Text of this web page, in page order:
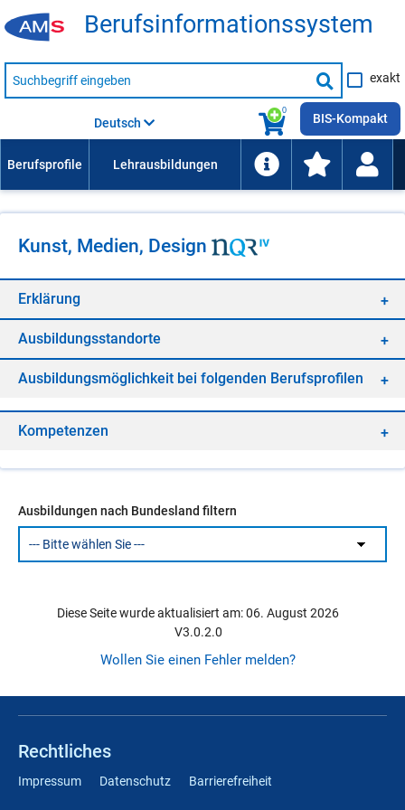
Be­rufs­in­for­ma­ti­ons­sys­tem
Suche
nach
Suche
starten
exakt
0
Deutsch BIS-Kompakt
Kunst, Medien, Design
Er­klä­rung
Aus­bil­dungs­stand­or­te
Aus­bil­dungs­mög­lich­keit bei fol­gen­den Be­rufs­pro­fi­len
Kom­pe­ten­zen
Ausbildungen nach Bundesland filtern
Diese Seite wurde aktualisiert am: 06. August 2026
V3.0.2.0
Wollen Sie einen Fehler melden?
Rechtliches
Impressum Datenschutz Barrierefreiheit